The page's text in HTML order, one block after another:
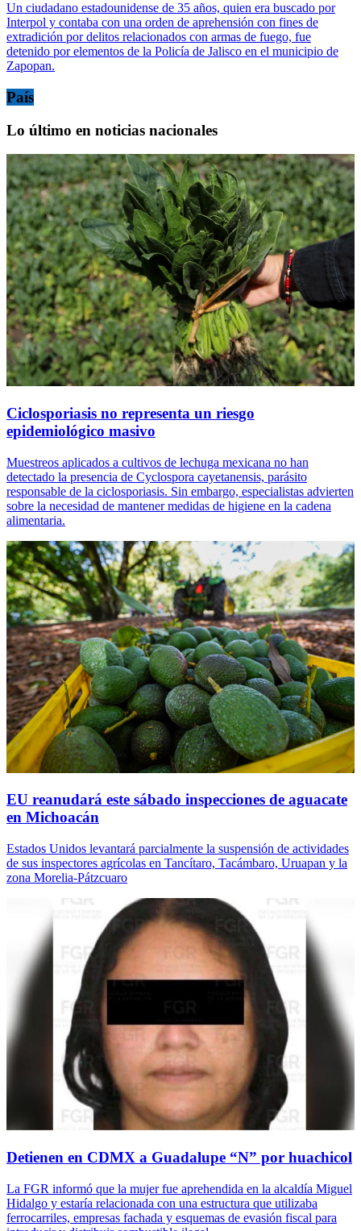
Un ciudadano estadounidense de 35 años, quien era buscado por
Interpol y contaba con una orden de aprehensión con fines de
extradición por delitos relacionados con armas de fuego, fue
detenido por elementos de la Policía de Jalisco en el municipio de
Zapopan.
País
Lo último en noticias nacionales
Ciclosporiasis no representa un riesgo
epidemiológico masivo
Muestreos aplicados a cultivos de lechuga mexicana no han
detectado la presencia de Cyclospora cayetanensis, parásito
responsable de la ciclosporiasis. Sin embargo, especialistas advierten
sobre la necesidad de mantener medidas de higiene en la cadena
alimentaria.
EU reanudará este sábado inspecciones de aguacate
en Michoacán
Estados Unidos levantará parcialmente la suspensión de actividades
de sus inspectores agrícolas en Tancítaro, Tacámbaro, Uruapan y la
zona Morelia-Pátzcuaro
Detienen en CDMX a Guadalupe “N” por huachicol
La FGR informó que la mujer fue aprehendida en la alcaldía Miguel
Hidalgo y estaría relacionada con una estructura que utilizaba
ferrocarriles, empresas fachada y esquemas de evasión fiscal para